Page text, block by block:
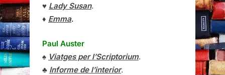
♥ Lady Susan.
♦ Emma.
Paul Auster
♠ Viatges per l’Scriptorium.
♣ Informe de l’interior.